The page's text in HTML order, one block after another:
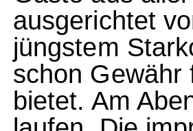
ausgerichtet
jüngstem
schon Gewähr
bietet. Am